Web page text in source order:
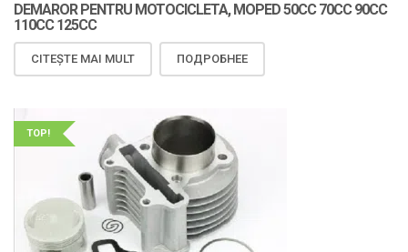
DEMAROR PENTRU MOTOCICLETA, MOPED 50CC 70CC 90CC
110CC 125CC
CITEȘTE MAI MULT ПОДРОБНЕЕ
TOP!